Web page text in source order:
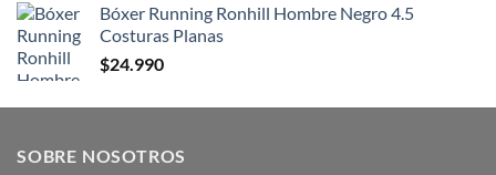
Bóxer Running Ronhill Hombre Negro 4.5
Costuras Planas
$24.990
SOBRE NOSOTROS